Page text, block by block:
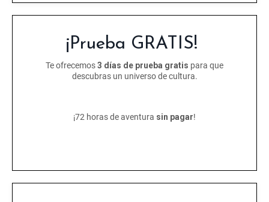
¡Prueba GRATIS!
Te ofrecemos3 días de prueba gratis para que
descubras un universo de cultura.
¡72 horas de aventura sin pagar!